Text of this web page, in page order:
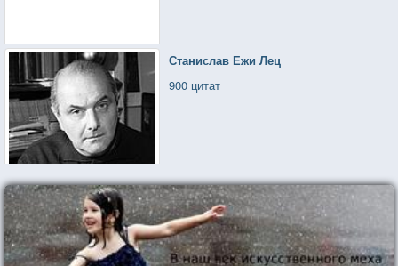
Станислав Ежи Лец
900 цитат